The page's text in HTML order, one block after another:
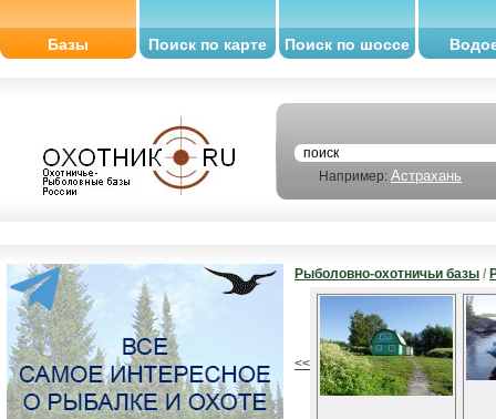
Базы Поиск по карте Поиск по шоссе
Например: Астрахань
Рыболовно-охотничьи базы /
<<